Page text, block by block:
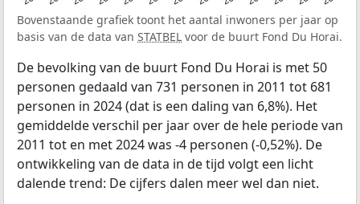
Bovenstaande grafiek toont het aantal inwoners per jaar op
basis van de data van STATBEL voor de buurt Fond Du Horai.
De bevolking van de buurt Fond Du Horai is met 50
personen gedaald van 731 personen in 2011 tot 681
personen in 2024 (dat is een daling van 6,8%). Het
gemiddelde verschil per jaar over de hele periode van
2011 tot en met 2024 was -4 personen (-0,52%). De
ontwikkeling van de data in de tijd volgt een licht
dalende trend: De cijfers dalen meer wel dan niet.